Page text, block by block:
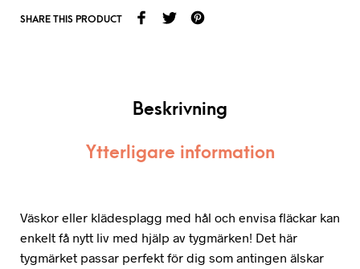
SHARE THIS PRODUCT
Beskrivning
Ytterligare information
Väskor eller klädesplagg med hål och envisa fläckar kan
enkelt få nytt liv med hjälp av tygmärken! Det här
tygmärket passar perfekt för dig som antingen älskar